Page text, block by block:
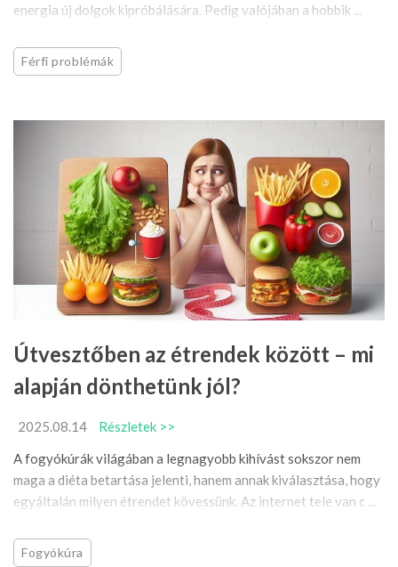
energia új dolgok kipróbálására. Pedig valójában a hobbik ...
Férfi problémák
Útvesztőben az étrendek között – mi
alapján dönthetünk jól?
2025.08.14
Részletek >>
A fogyókúrák világában a legnagyobb kihívást sokszor nem
maga a diéta betartása jelenti, hanem annak kiválasztása, hogy
egyáltalán milyen étrendet kövessünk. Az internet tele van c ...
Fogyókúra